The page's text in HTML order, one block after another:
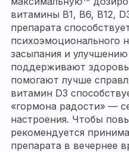
витамины B1, B6, B12,
препарата
психоэмоционального
засыпания и
поддерживают
помогают лучше
витамин D3
«гормона радости» —
настроения. Чтобы
рекомендуется
препарата в вечернее